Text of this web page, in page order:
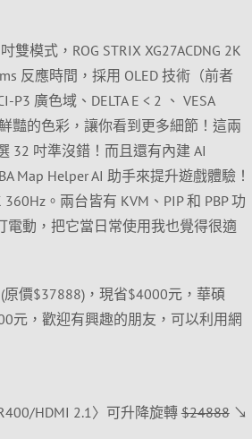
雙模式，ROG STRIX XG27ACDNG 2K
反應時間，採用 OLED 技術（前者
廣色域、DELTA E < 2 、 VESA
豔的色彩，讓你看到更多細節！這兩
32 吋準沒錯！而且還有內建 AI
Map Helper AI 助手來提升遊戲體驗！
。兩台皆有 KVM、PIP 和 PBP 功
電動，把它當日常使用我也覺得很適
原價$37888)，現省$4000元，華碩
元，歡迎有興趣的朋友，可以利用網
HDMI 2.1〉可升降旋轉$24888↘